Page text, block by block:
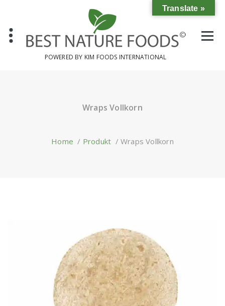
POWERED BY KIM FOODS INTERNATIONAL
Wraps Vollkorn
Home / Produkt /Wraps Vollkorn
Translate »